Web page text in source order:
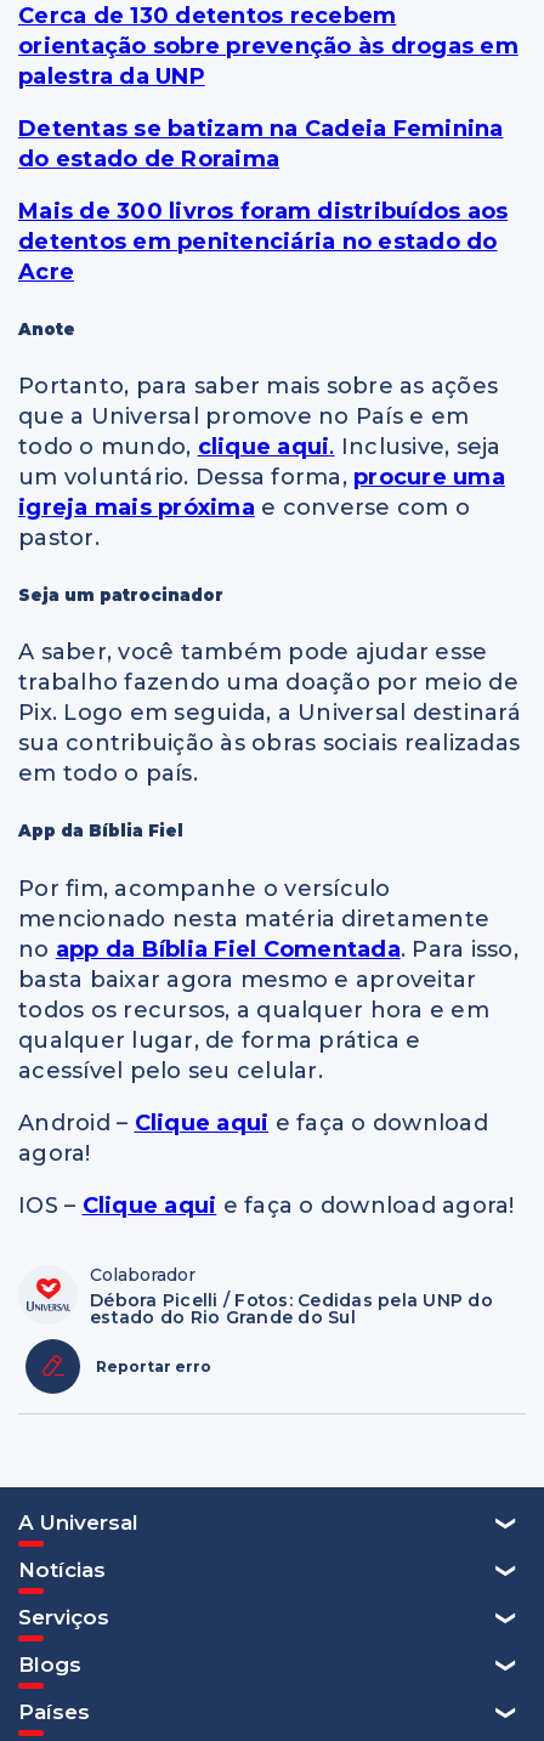
Cerca de 130 detentos recebem
orientação sobre prevenção às drogas em
palestra da UNP
Detentas se batizam na Cadeia Feminina
do estado de Roraima
Mais de 300 livros foram distribuídos aos
detentos em penitenciária no estado do
Acre
Anote
Portanto, para saber mais sobre as ações
que a Universal promove no País e em
todo o mundo, clique aqui. Inclusive, seja
um voluntário. Dessa forma, procure uma
igreja mais próxima e converse com o
pastor.
Seja um patrocinador
A saber, você também pode ajudar esse
trabalho fazendo uma doação por meio de
Pix. Logo em seguida, a Universal destinará
sua contribuição às obras sociais realizadas
em todo o país.
App da Bíblia Fiel
Por fim, acompanhe o versículo
mencionado nesta matéria diretamente
no app da Bíblia Fiel Comentada. Para isso,
basta baixar agora mesmo e aproveitar
todos os recursos, a qualquer hora e em
qualquer lugar, de forma prática e
acessível pelo seu celular.
Android – Clique aqui e faça o download
agora!
IOS – Clique aqui e faça o download agora!
Colaborador
Débora Picelli / Fotos: Cedidas pela UNP do
estado do Rio Grande do Sul
Reportar erro
A Universal
Notícias
Serviços
Blogs
Países